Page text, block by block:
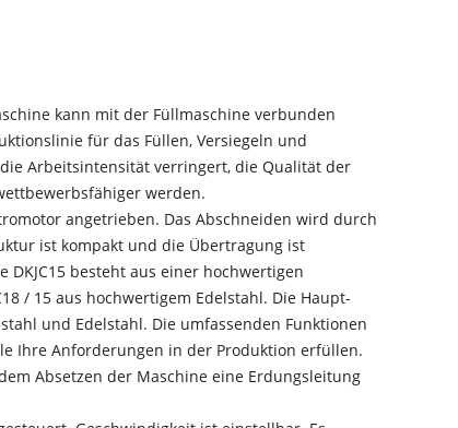
kann mit der Füllmaschine verbunden
für das Füllen, Versiegeln und
Arbeitsintensität verringert, die Qualität der
werden.
angetrieben. Das Abschneiden wird durch
ist kompakt und die Übertragung ist
DKJC15 besteht aus einer hochwertigen
/ 15 aus hochwertigem Edelstahl. Die Haupt-
und Edelstahl. Die umfassenden Funktionen
Ihre Anforderungen in der Produktion erfüllen.
Absetzen der Maschine eine Erdungsleitung